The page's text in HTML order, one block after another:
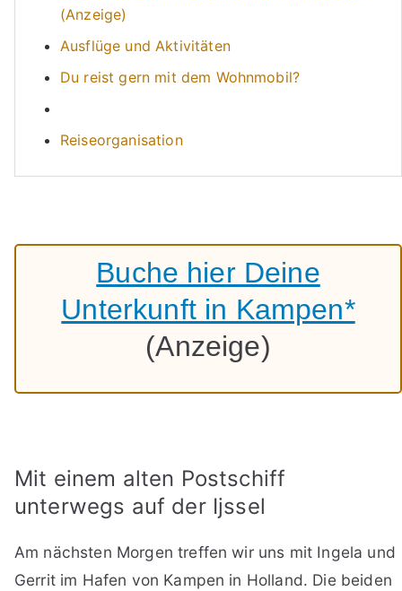
(Anzeige)
Ausflüge und Aktivitäten
Du reist gern mit dem Wohnmobil?
Reiseorganisation
Buche hier Deine
Unterkunft in Kampen*
(Anzeige)
Mit einem alten Postschiff
unterwegs auf der Ijssel
Am nächsten Morgen treffen wir uns mit Ingela und
Gerrit im Hafen von Kampen in Holland. Die beiden